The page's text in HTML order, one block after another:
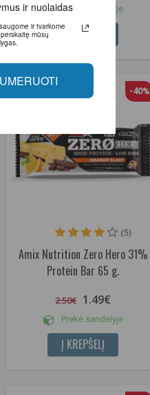
Prekė sandėlyje
Į KREPŠELĮ
-40%
Amix Nutrition Zero Hero 31%
Protein Bar 65 g.
(5)
2.50€ 1.49€
Prekė sandėlyje
Į KREPŠELĮ
ir nuolaidas
ir tvarkome Jūsų
mūsų privatumo